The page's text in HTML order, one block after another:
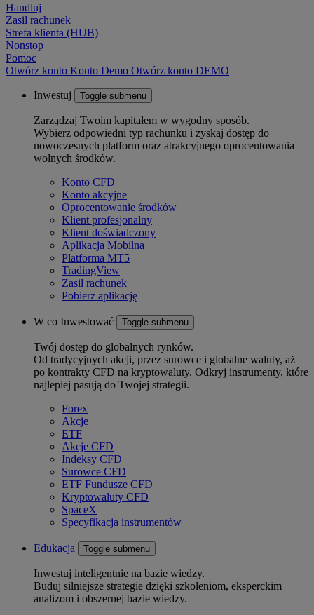
Handluj
Zasil rachunek
Strefa klienta (HUB)
Nonstop
Pomoc
Otwórz konto Konto Demo Otwórz konto DEMO
Inwestuj Toggle submenu
Zarządzaj Twoim kapitałem w wygodny sposób.
Wybierz odpowiedni typ rachunku i zyskaj dostęp do
nowoczesnych platform oraz atrakcyjnego oprocentowania
wolnych środków.
Konto CFD
Konto akcyjne
Oprocentowanie środków
Klient profesjonalny
Klient doświadczony
Aplikacja Mobilna
Platforma MT5
TradingView
Zasil rachunek
Pobierz aplikację
W co Inwestować Toggle submenu
Twój dostęp do globalnych rynków.
Od tradycyjnych akcji, przez surowce i globalne waluty, aż
po kontrakty CFD na kryptowaluty. Odkryj instrumenty, które
najlepiej pasują do Twojej strategii.
Forex
Akcje
ETF
Akcje CFD
Indeksy CFD
Surowce CFD
ETF Fundusze CFD
Kryptowaluty CFD
SpaceX
Specyfikacja instrumentów
Edukacja Toggle submenu
Inwestuj inteligentnie na bazie wiedzy.
Buduj silniejsze strategie dzięki szkoleniom, eksperckim
analizom i obszernej bazie wiedzy.